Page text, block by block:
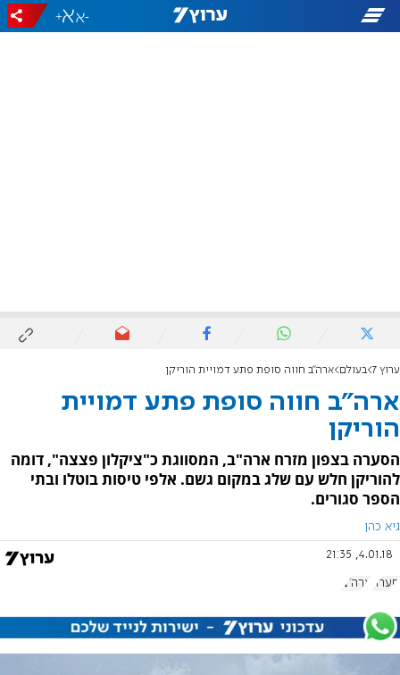
-
+
ערוץ 7 בעולם ארה"ב חווה סופת פתע דמויית הוריקן
ארה"ב חווה סופת פתע דמויית
הוריקן
הסערה בצפון מזרח ארה"ב, המסווגת כ"ציקלון פצצה", דומה
להוריקן חלש עם שלג במקום גשם. אלפי טיסות בוטלו ובתי
הספר סגורים.
גיא כהן
4.01.18, 21:35
סערה ארה"ב